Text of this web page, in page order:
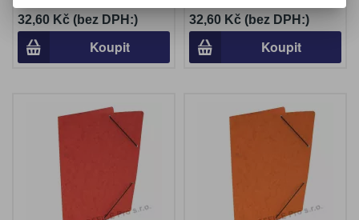
32,60 Kč (bez DPH:)
Koupit
32,60 Kč (bez DPH:)
Koupit